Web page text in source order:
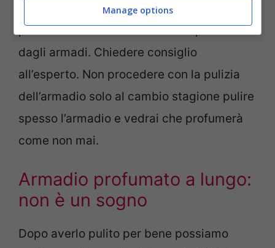
tempestivamente e vedrai che non avrai
problemi di odore di chiuso che proviene
dagli armadi. Chiedere consiglio
all’esperto. Non procedere con la pulizia
dell’armadio solo al cambio stagione pulire
spesso l’armadio e vedrai che profumerà
come non mai.
Armadio profumato a lungo:
non è un sogno
Dopo averlo pulito per bene possiamo
Manage options